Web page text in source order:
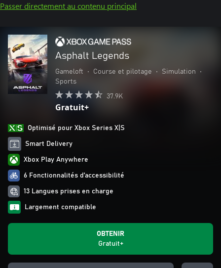
Passer directement au contenu principal
Asphalt Legends
Gameloft • Course et pilotage • Simulation
•
Sports
37.9K
Gratuit+
Optimisé pour Xbox Series X|S
Smart Delivery
Xbox Play Anywhere
6 Fonctionnalités d’accessibilité
13 Langues prises en charge
Largement compatible
OBTENIR
Gratuit+